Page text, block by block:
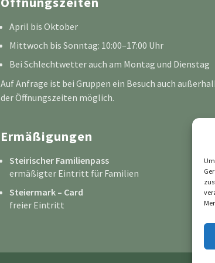
April bis Oktober
Mittwoch bis Sonntag: 10:00–17:00 Uhr
Bei Schlechtwetter auch am Montag und Dienstag
Auf Anfrage ist bei Gruppen ein Besuch auch
der Öffnungszeiten möglich.
Ermäßigungen
Steirischer Familienpass
ermäßigter Eintritt für Familien
Steiermark – Card
freier Eintritt